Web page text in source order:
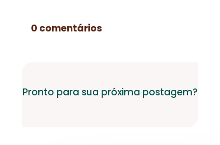
0 comentários
Pronto para sua próxima postagem?